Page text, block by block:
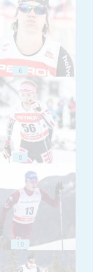
6
8
10